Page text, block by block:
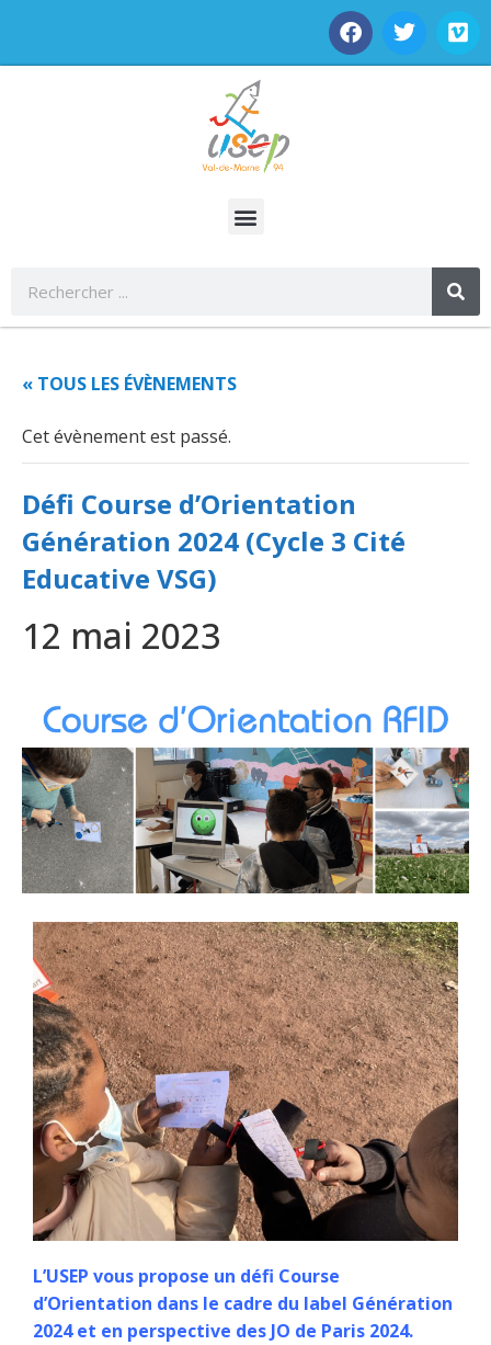
« TOUS LES ÉVÈNEMENTS
Cet évènement est passé.
Défi Course d’Orientation
Génération 2024 (Cycle 3 Cité
Educative VSG)
12 mai 2023
L’USEP vous propose un défi Course
d’Orientation dans le cadre du label Génération
2024 et en perspective des JO de Paris 2024.